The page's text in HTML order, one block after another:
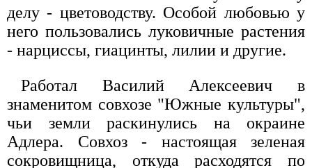
делу - цветоводству. Особой любовью у
него пользовались луковичные растения
- нарциссы, гиацинты, лилии и другие.
Работал Василий Алексеевич в
знаменитом совхозе "Южные культуры",
чьи земли раскинулись на окраине
Адлера. Совхоз - настоящая зеленая
сокровищница, откуда расходятся по